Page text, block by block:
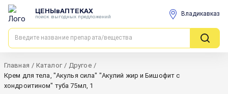
ЦЕНЫвАПТЕКАХ
поиск выгодных предложений Владикавказ
Главная / Каталог / Другое /
Крем для тела, "Акулья сила" "Акулий жир и Бишофит с
хондроитином" туба 75мл, 1